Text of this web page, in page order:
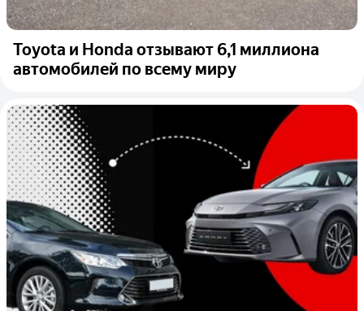
Toyota и Honda отзывают 6,1 миллиона
автомобилей по всему миру